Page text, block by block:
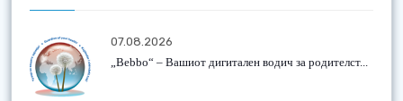
07.08.2026
„Bebbo“ – Вашиот дигитален водич за родителст...